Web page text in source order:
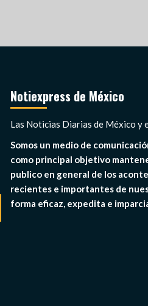
Notiexpress de México
Las Noticias Diarias de México y
Somos un medio de
como principal objetivo
publico en general de los
recientes e importantes de
forma eficaz, expedita e